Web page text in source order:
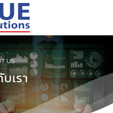
US
เรา